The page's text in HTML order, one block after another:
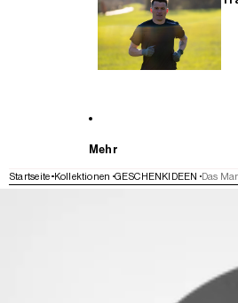
Mehr
Startseite Kollektionen GESCHENKIDEEN Das
WEITER ZU DEN